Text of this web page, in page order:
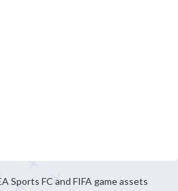
Sports FC and FIFA game assets